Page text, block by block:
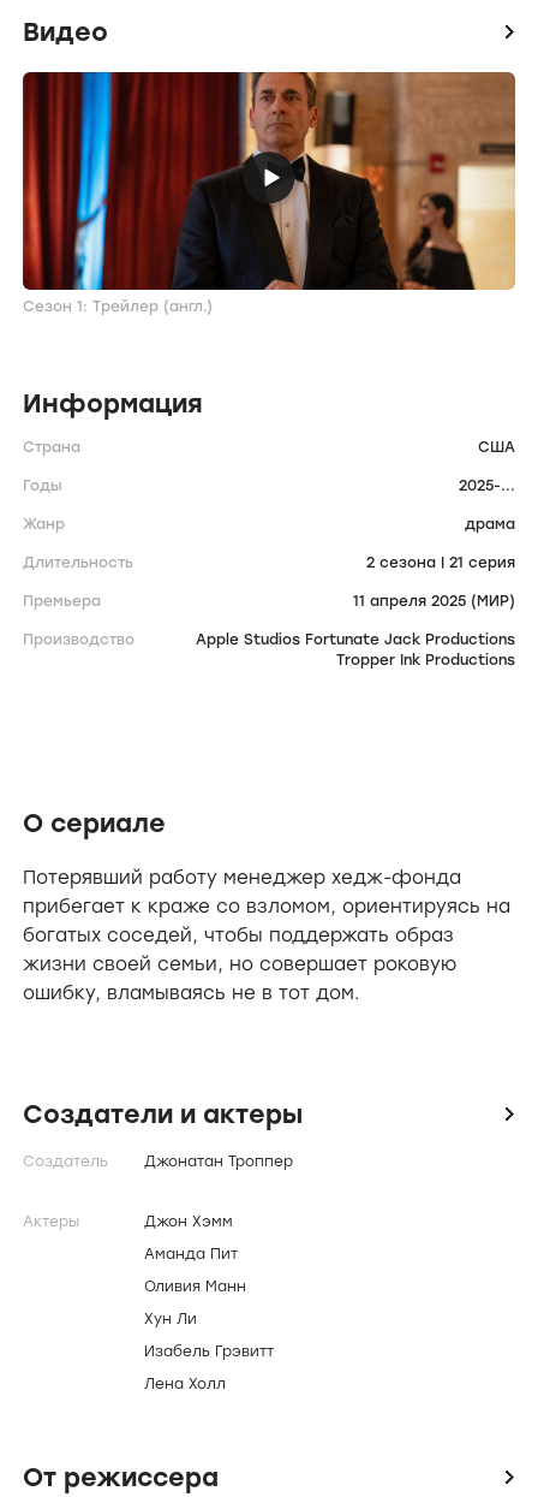
Видео icon
Сезон 1: Трейлер (англ.)
Информация
Страна США
Годы 2025-...
Жанр драма
Длительность 2 сезона | 21 серия
Премьера 11 апреля 2025 (МИР)
Производство
Apple Studios Fortunate Jack Productions
Tropper Ink Productions
О сериале
Потерявший работу менеджер хедж-фонда
прибегает к краже со взломом, ориентируясь на
богатых соседей, чтобы поддержать образ
жизни своей семьи, но совершает роковую
ошибку, вламываясь не в тот дом.
Создатели и актеры icon
Создатель Джонатан Троппер
Актеры
Джон Хэмм
Аманда Пит
Оливия Манн
Хун Ли
Изабель Грэвитт
Лена Холл
От режиссера icon